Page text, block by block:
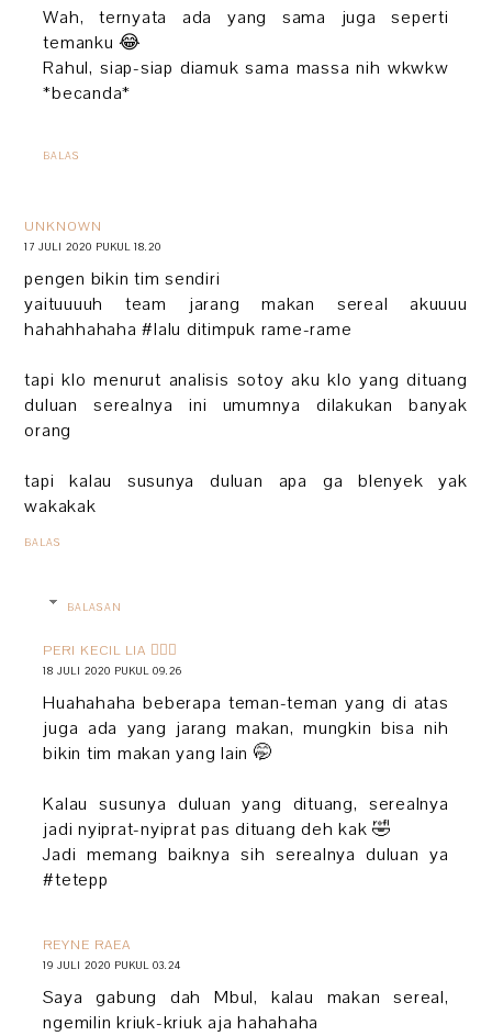
Wah, ternyata ada yang sama juga seperti
temanku 😂
Rahul, siap-siap diamuk sama massa nih wkwkw
*becanda*
BALAS
UNKNOWN
17 JULI 2020 PUKUL 18.20
pengen bikin tim sendiri
yaituuuuh team jarang makan sereal akuuuu
hahahhahaha #lalu ditimpuk rame-rame
tapi klo menurut analisis sotoy aku klo yang dituang
duluan serealnya ini umumnya dilakukan banyak
orang
tapi kalau susunya duluan apa ga blenyek yak
wakakak
BALAS
BALASAN
PERI KECIL LIA 🧚🏻‍♀️
18 JULI 2020 PUKUL 09.26
Huahahaha beberapa teman-teman yang di atas
juga ada yang jarang makan, mungkin bisa nih
bikin tim makan yang lain 🤭
Kalau susunya duluan yang dituang, serealnya
jadi nyiprat-nyiprat pas dituang deh kak 🤣
Jadi memang baiknya sih serealnya duluan ya
#tetepp
REYNE RAEA
19 JULI 2020 PUKUL 03.24
Saya gabung dah Mbul, kalau makan sereal,
ngemilin kriuk-kriuk aja hahahaha